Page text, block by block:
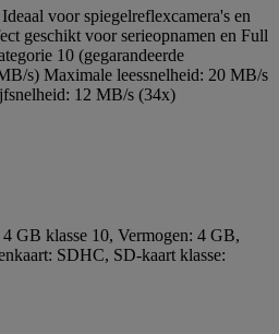
voor spiegelreflexcamera's en
geschikt voor serieopnamen en Full
10 (gegarandeerde
s) Maximale leessnelheid: 20 MB/s
12 MB/s (34x)
GB klasse 10, Vermogen: 4 GB,
SDHC, SD-kaart klasse: